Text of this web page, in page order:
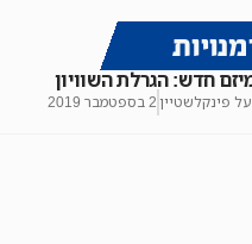
חדש: הגרלת השוויון
פינקלשטיין 2 בספטמבר 2019